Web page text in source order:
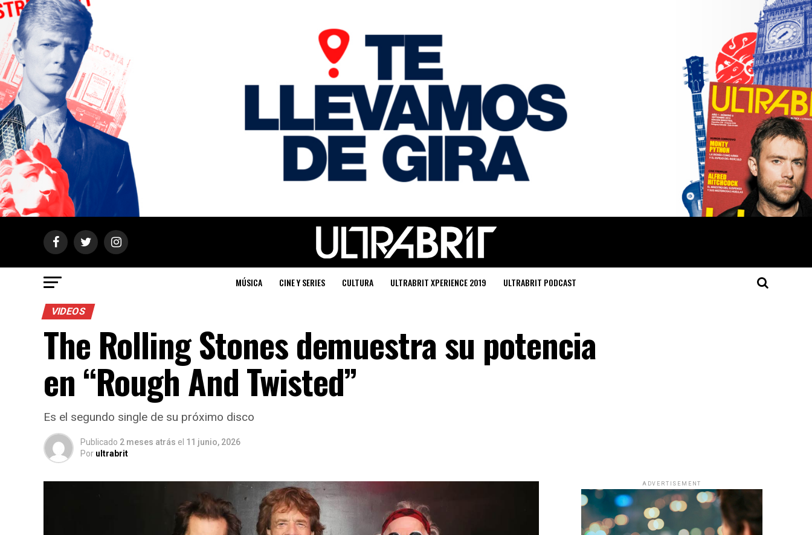
MÚSICA CINE Y SERIES CULTURA ULTRABRIT XPERIENCE 2019 ULTRABRIT PODCAST
VIDEOS
The Rolling Stones demuestra su potencia
en “Rough And Twisted”
Es el segundo single de su próximo disco
Publicado 2 meses atrás el 11 junio, 2026
Por ultrabrit
ADVERTISEMENT